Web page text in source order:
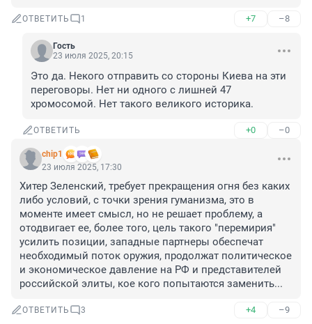
ОТВЕТИТЬ 1 +7 –8
Гость
23 июля 2025, 20:15
Это да. Некого отправить со стороны Киева на эти
переговоры. Нет ни одного с лишней 47
хромосомой. Нет такого великого историка.
ОТВЕТИТЬ +0 –0
chip1
23 июля 2025, 17:30
Хитер Зеленский, требует прекращения огня без каких
либо условий, с точки зрения гуманизма, это в
моменте имеет смысл, но не решает проблему, а
отодвигает ее, более того, цель такого "перемирия"
усилить позиции, западные партнеры обеспечат
необходимый поток оружия, продолжат политическое
и экономическое давление на РФ и представителей
российской элиты, кое кого попытаются заменить...
ОТВЕТИТЬ 3 +4 –9